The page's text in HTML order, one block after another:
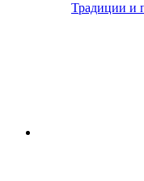
Традиции и